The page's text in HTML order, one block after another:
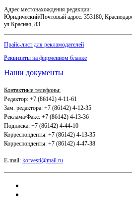
Адрес местонахождения редакции:
Юридический/Почтовый адрес: 353180,
ул.Красная, 83
Прайс-лист для рекламодателей
Реквизиты на фирменном бланке
Наши документы
Контактные телефоны:
Редактор: +7 (86142) 4-11-61
Зам. редактора: +7 (86142) 4-12-35
Реклама/Факс: +7 (86142) 4-13-36
Подписка: +7 (86142) 4-44-10
Корреспонденты: +7 (86142) 4-13-35
Корреспонденты: +7 (86142) 4-47-38
E-mail: korvesti@mail.ru